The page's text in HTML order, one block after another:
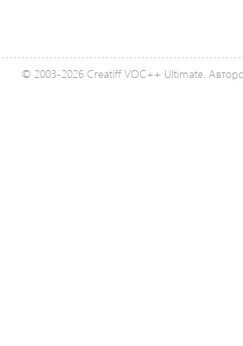
© 2003-2026 Creatiff VOC++ Ultimate.